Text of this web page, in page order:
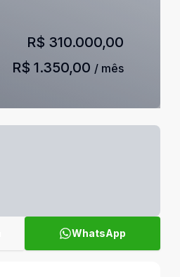
R$ 310.000,00
R$ 1.350,00 / mês
WhatsApp